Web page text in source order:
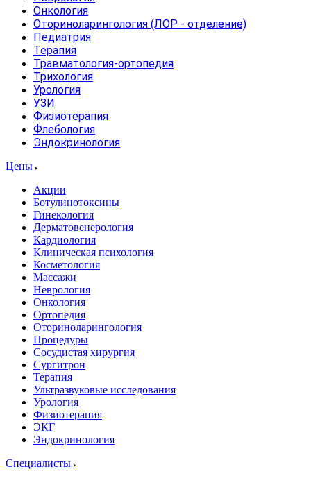
Онкология
Оториноларингология (ЛОР - отделение)
Педиатрия
Терапия
Травматология-ортопедия
Трихология
Урология
УЗИ
Физиотерапия
Флебология
Эндокринология
Цены
Акции
Ботулинотоксины
Гинекология
Дерматовенерология
Кардиология
Клиническая психология
Косметология
Массажи
Неврология
Онкология
Ортопедия
Оториноларингология
Процедуры
Сосудистая хирургия
Сургитрон
Терапия
Ультразвуковые исследования
Урология
Физиотерапия
ЭКГ
Эндокринология
Специалисты